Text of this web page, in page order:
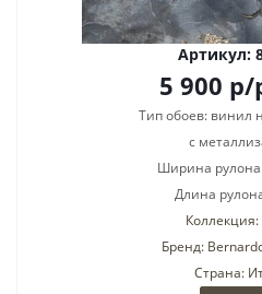
Артикул:
5 900 р/
Тип обоев: винил
с
Ширина
Длина
Бренд:
Страна: